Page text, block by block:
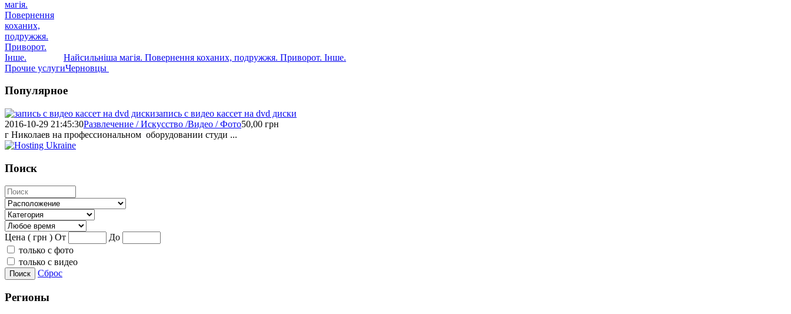
Найсильніша магія. Повернення коханих, подружжя. Приворот. Інше.
Прочие услугиЧерновцы
Популярное
запись с видео кассет на dvd диски
2016-10-29 21:45:30Развлечение / Искусство /Видео / Фото50,00 грн
г Николаев на профессиональном оборудовании студи ...
Поиск
Цена ( грн ) От
До
только с фото
только с видео
Поиск Сброс
Регионы